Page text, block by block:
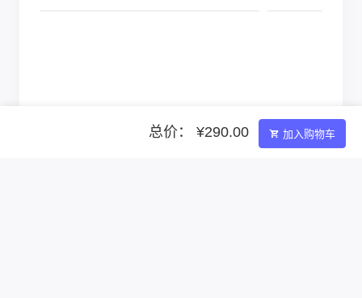
总价： ¥290.00 加入购物车